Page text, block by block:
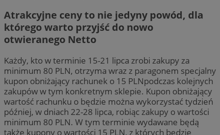
Atrakcyjne ceny to nie jedyny powód, dla
którego warto przyjść do nowo
otwieranego Netto
Każdy, kto w terminie 15-21 lipca zrobi zakupy za
minimum 80 PLN, otrzyma wraz z paragonem specjalny
kupon obniżający rachunek o 15 PLNpodczas kolejnych
zakupów w tym konkretnym sklepie. Kupon obniżający
wartość rachunku o będzie można wykorzystać tydzień
później, w dniach 22-28 lipca, robiąc zakupy o wartości
minimum 80 PLN. W tym terminie wydawane będą
także kupony o wartości 15 PLN, z których będzie